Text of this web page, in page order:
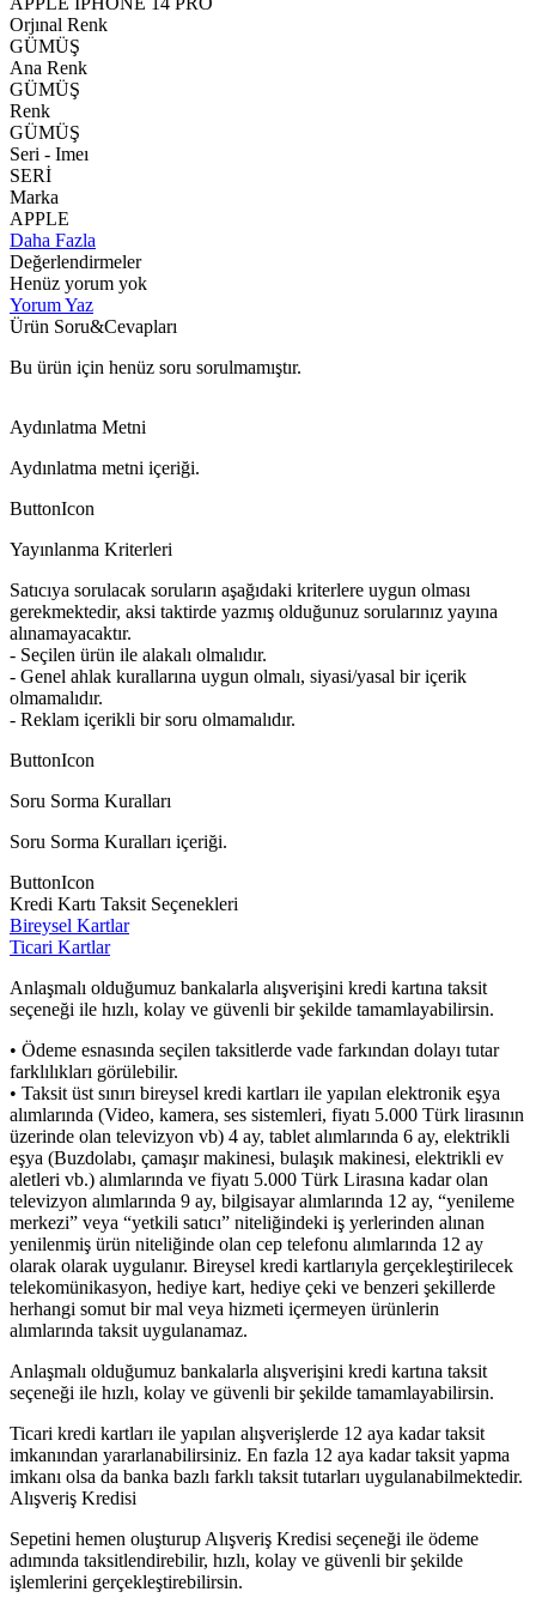
Orjınal Renk
GÜMÜŞ
Ana Renk
GÜMÜŞ
Renk
GÜMÜŞ
Seri - Imeı
SERİ
Marka
APPLE
Daha Fazla
Değerlendirmeler
Henüz yorum yok
Yorum Yaz
Ürün Soru&Cevapları
Bu ürün için henüz soru sorulmamıştır.
Aydınlatma Metni
Aydınlatma metni içeriği.
ButtonIcon
Yayınlanma Kriterleri
Satıcıya sorulacak soruların aşağıdaki kriterlere uygun olması
gerekmektedir, aksi taktirde yazmış olduğunuz sorularınız yayına
alınamayacaktır.
- Seçilen ürün ile alakalı olmalıdır.
- Genel ahlak kurallarına uygun olmalı, siyasi/yasal bir içerik
olmamalıdır.
- Reklam içerikli bir soru olmamalıdır.
ButtonIcon
Soru Sorma Kuralları
Soru Sorma Kuralları içeriği.
ButtonIcon
Kredi Kartı Taksit Seçenekleri
Bireysel Kartlar
Ticari Kartlar
Anlaşmalı olduğumuz bankalarla alışverişini kredi kartına taksit
seçeneği ile hızlı, kolay ve güvenli bir şekilde tamamlayabilirsin.
• Ödeme esnasında seçilen taksitlerde vade farkından dolayı tutar
farklılıkları görülebilir.
• Taksit üst sınırı bireysel kredi kartları ile yapılan elektronik eşya
alımlarında (Video, kamera, ses sistemleri, fiyatı 5.000 Türk lirasının
üzerinde olan televizyon vb) 4 ay, tablet alımlarında 6 ay, elektrikli
eşya (Buzdolabı, çamaşır makinesi, bulaşık makinesi, elektrikli ev
aletleri vb.) alımlarında ve fiyatı 5.000 Türk Lirasına kadar olan
televizyon alımlarında 9 ay, bilgisayar alımlarında 12 ay, “yenileme
merkezi” veya “yetkili satıcı” niteliğindeki iş yerlerinden alınan
yenilenmiş ürün niteliğinde olan cep telefonu alımlarında 12 ay
olarak olarak uygulanır. Bireysel kredi kartlarıyla gerçekleştirilecek
telekomünikasyon, hediye kart, hediye çeki ve benzeri şekillerde
herhangi somut bir mal veya hizmeti içermeyen ürünlerin
alımlarında taksit uygulanamaz.
Anlaşmalı olduğumuz bankalarla alışverişini kredi kartına taksit
seçeneği ile hızlı, kolay ve güvenli bir şekilde tamamlayabilirsin.
Ticari kredi kartları ile yapılan alışverişlerde 12 aya kadar taksit
imkanından yararlanabilirsiniz. En fazla 12 aya kadar taksit yapma
imkanı olsa da banka bazlı farklı taksit tutarları uygulanabilmektedir.
Alışveriş Kredisi
Sepetini hemen oluşturup Alışveriş Kredisi seçeneği ile ödeme
adımında taksitlendirebilir, hızlı, kolay ve güvenli bir şekilde
işlemlerini gerçekleştirebilirsin.